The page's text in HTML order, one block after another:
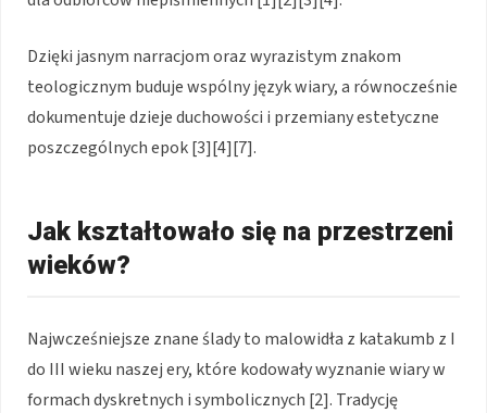
Dzięki jasnym narracjom oraz wyrazistym znakom
teologicznym buduje wspólny język wiary, a równocześnie
dokumentuje dzieje duchowości i przemiany estetyczne
poszczególnych epok [3][4][7].
Jak kształtowało się na przestrzeni
wieków?
Najwcześniejsze znane ślady to malowidła z katakumb z I
do III wieku naszej ery, które kodowały wyznanie wiary w
formach dyskretnych i symbolicznych [2]. Tradycję